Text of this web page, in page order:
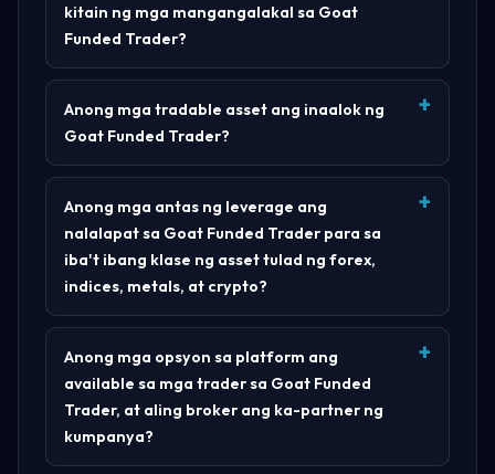
kitain ng mga mangangalakal sa Goat
Funded Trader?
Anong mga tradable asset ang inaalok ng
Goat Funded Trader?
Anong mga antas ng leverage ang
nalalapat sa Goat Funded Trader para sa
iba't ibang klase ng asset tulad ng forex,
indices, metals, at crypto?
Anong mga opsyon sa platform ang
available sa mga trader sa Goat Funded
Trader, at aling broker ang ka-partner ng
kumpanya?